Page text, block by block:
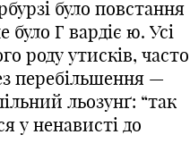
було повстання
було Г вардіє ю. Усі
роду утисків, часто
перебільшення —
льозунґ: “так
у ненависті до